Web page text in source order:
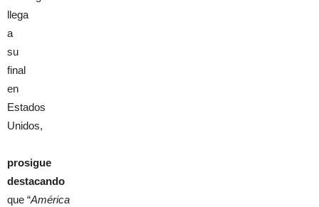
llega
a
su
final
en
Estados
Unidos,
prosigue
destacando
que “América